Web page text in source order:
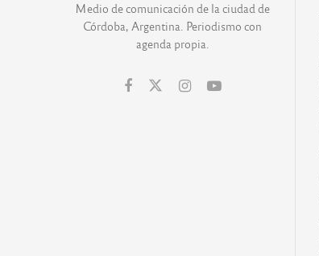
Medio de comunicación de la ciudad de
Córdoba, Argentina. Periodismo con
agenda propia.